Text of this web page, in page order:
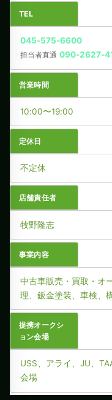
TEL
045-575-6600
担当者直通 090-2627-
営業時間
10:00〜19:00
定休日
不定休
店舗責任者
牧野隆志
事業内容
中古車販売・買取・オ
理、鈑金塗装、車検、
提携オークシ
ョン会場
USS、アライ、JU、
会場